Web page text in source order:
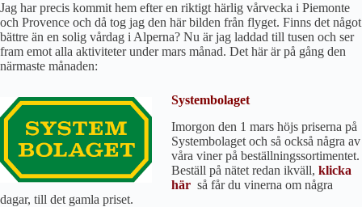
Jag har precis kommit hem efter en riktigt härlig vårvecka i Piemonte
och Provence och då tog jag den här bilden från flyget. Finns det något
bättre än en solig vårdag i Alperna? Nu är jag laddad till tusen och ser
fram emot alla aktiviteter under mars månad. Det här är på gång den
närmaste månaden:
Systembolaget
Imorgon den 1 mars höjs priserna på
Systembolaget och så också några av
våra viner på beställningssortimentet.
Beställ på nätet redan ikväll, klicka
här så får du vinerna om några
dagar, till det gamla priset.